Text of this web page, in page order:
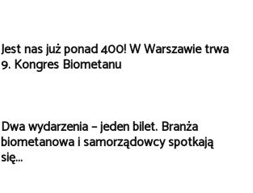
Jest nas już ponad 400! W Warszawie trwa
9. Kongres Biometanu
Dwa wydarzenia – jeden bilet. Branża
biometanowa i samorządowcy spotkają
się...